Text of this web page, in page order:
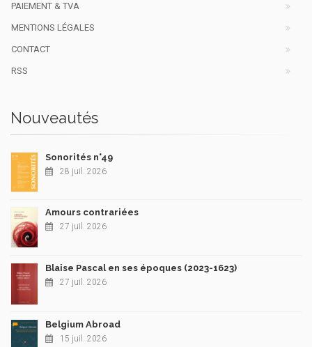
PAIEMENT & TVA
MENTIONS LÉGALES
CONTACT
RSS
Nouveautés
Sonorités n°49
28 juil. 2026
Amours contrariées
27 juil. 2026
Blaise Pascal en ses époques (2023-1623)
27 juil. 2026
Belgium Abroad
15 juil. 2026